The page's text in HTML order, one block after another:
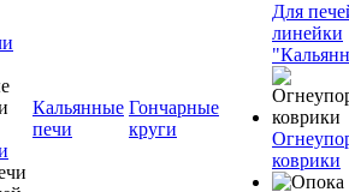
Кальянные
печи
Гончарные
круги
Для
линейки
коврики